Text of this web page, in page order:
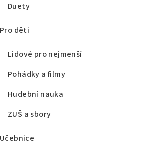
Duety
Pro děti
Lidové pro nejmenší
Pohádky a filmy
Hudební nauka
ZUŠ a sbory
Učebnice